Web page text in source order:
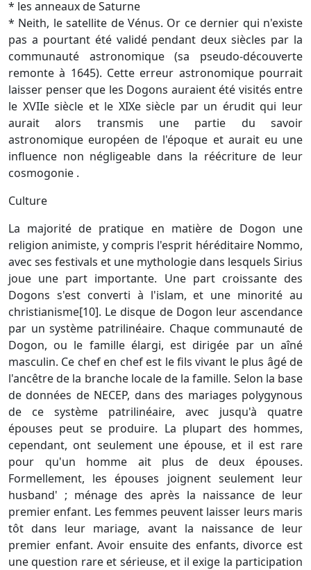
* les anneaux de Saturne
* Neith, le satellite de Vénus. Or ce dernier qui n'existe
pas a pourtant été validé pendant deux siècles par la
communauté astronomique (sa pseudo-découverte
remonte à 1645). Cette erreur astronomique pourrait
laisser penser que les Dogons auraient été visités entre
le XVIIe siècle et le XIXe siècle par un érudit qui leur
aurait alors transmis une partie du savoir
astronomique européen de l'époque et aurait eu une
influence non négligeable dans la réécriture de leur
cosmogonie .
Culture
La majorité de pratique en matière de Dogon une
religion animiste, y compris l'esprit héréditaire Nommo,
avec ses festivals et une mythologie dans lesquels Sirius
joue une part importante. Une part croissante des
Dogons s'est converti à l'islam, et une minorité au
christianisme[10]. Le disque de Dogon leur ascendance
par un système patrilinéaire. Chaque communauté de
Dogon, ou le famille élargi, est dirigée par un aîné
masculin. Ce chef en chef est le fils vivant le plus âgé de
l'ancêtre de la branche locale de la famille. Selon la base
de données de NECEP, dans des mariages polygynous
de ce système patrilinéaire, avec jusqu'à quatre
épouses peut se produire. La plupart des hommes,
cependant, ont seulement une épouse, et il est rare
pour qu'un homme ait plus de deux épouses.
Formellement, les épouses joignent seulement leur
husband' ; ménage des après la naissance de leur
premier enfant. Les femmes peuvent laisser leurs maris
tôt dans leur mariage, avant la naissance de leur
premier enfant. Avoir ensuite des enfants, divorce est
une question rare et sérieuse, et il exige la participation